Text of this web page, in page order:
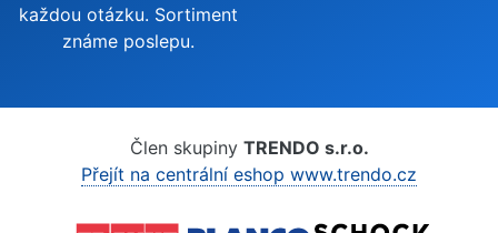
každou otázku. Sortiment
známe poslepu.
Člen skupiny TRENDO s.r.o.
Přejít na centrální eshop www.trendo.cz